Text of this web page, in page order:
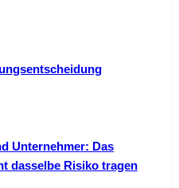
Unternehmer: Das
dasselbe Risiko tragen